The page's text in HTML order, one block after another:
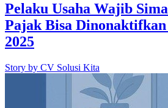
Pelaku Usaha Wajib
Pajak Bisa
2025
Story by CV Solusi Kita